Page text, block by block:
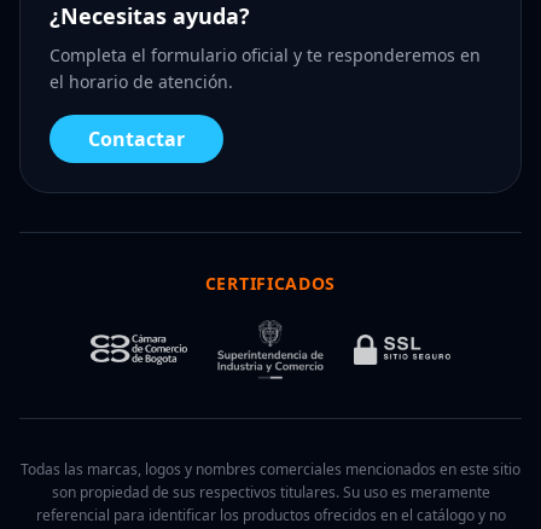
¿Necesitas ayuda?
Completa el formulario oficial y te responderemos en
el horario de atención.
Contactar
CERTIFICADOS
Todas las marcas, logos y nombres comerciales mencionados en este sitio
son propiedad de sus respectivos titulares. Su uso es meramente
referencial para identificar los productos ofrecidos en el catálogo y no